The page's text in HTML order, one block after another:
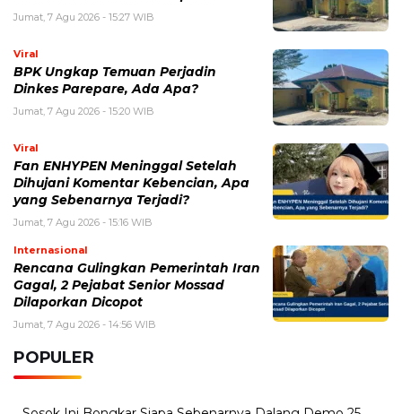
Viral
Dihujani Komentar Kebencian, Apa
yang Sebenarnya Terjadi?
Jumat, 7 Agu 2026 - 15:16 WIB
Rencana Gulingkan Pemerintah Iran
Gagal, 2 Pejabat Senior Mossad
Dilaporkan Dicopot
Jumat, 7 Agu 2026 - 14:56 WIB
POPULER
Sosok Ini Bongkar Siapa Sebenarnya Dalang Demo 25
Agustus yang Berakhir Ricuh: Bukan Intervensi Asing
(1,000,012)
Badan Menjadi Ideal, Wajib dicoba!